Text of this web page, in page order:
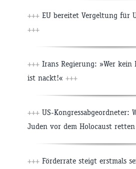
+++ EU bereitet Vergeltung für
+++
+++ Irans Regierung: »Wer
ist nackt!« +++
+++ US-Kongressabgeordneter:
Juden vor dem Holocaust
+++ Förderrate steigt erstmals